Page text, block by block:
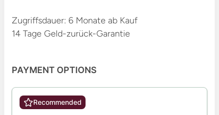
Zugriffsdauer: 6 Monate ab Kauf
14 Tage Geld-zurück-Garantie
PAYMENT OPTIONS
Recommended